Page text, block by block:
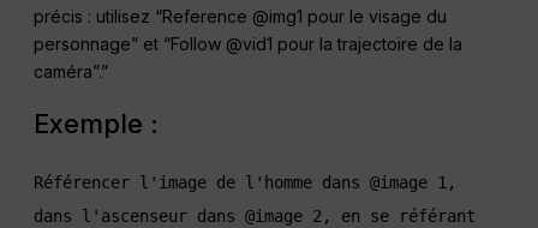
précis : utilisez “Reference @img1 pour le visage du
personnage” et “Follow @vid1 pour la trajectoire de la
caméra”.”
Exemple :
Référencer l'image de l'homme dans @image 1,
dans l'ascenseur dans @image 2, en se référant